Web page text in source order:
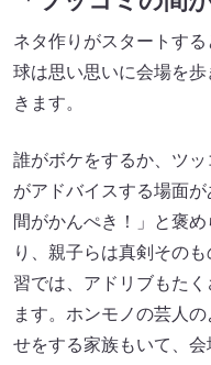
ネタ作りがスタートす
球は思い思いに会場を
きます。
誰がボケをするか、ツ
がアドバイスする場面
間がかんぺき！」と褒
り、親子らは真剣その
習では、アドリブもた
ます。ホンモノの芸人
せをする家族もいて、会